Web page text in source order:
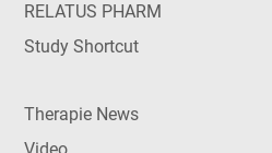
RELATUS PHARM
Study Shortcut
Therapie News